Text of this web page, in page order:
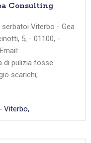
Consulting
Viterbo - Gea
5, - 01100, -
di pulizia fosse
scarichi,
Viterbo,